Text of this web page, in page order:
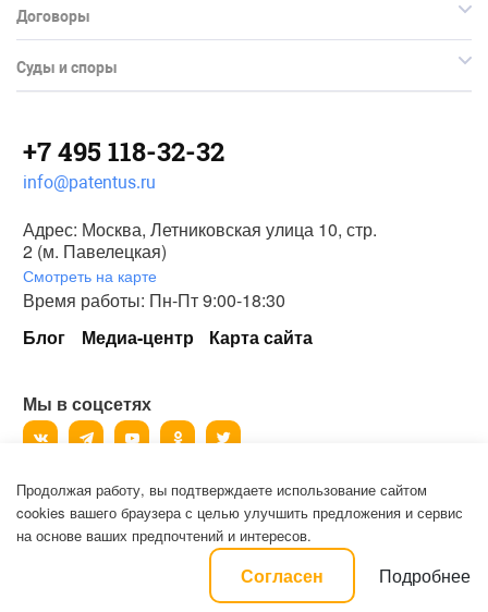
Договоры
Суды и споры
+7 495 118-32-32
info@patentus.ru
Адрес: Москва, Летниковская улица 10, стр.
2 (м. Павелецкая)
Смотреть на карте
Время работы: Пн-Пт 9:00-18:30
Блог
Медиа-центр Карта сайта
Мы в соцсетях
©2006-2026, ООО «Патентус».
Все права защищены.
Политика конфиденциальности и пользовательское соглашение на
обработку персональных данных
Продолжая работу, вы подтверждаете использование сайтом
cookies вашего браузера с целью улучшить предложения и сервис
на основе ваших предпочтений и интересов.
Согласен Подробнее